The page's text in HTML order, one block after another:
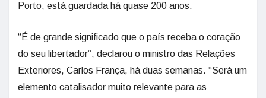
Porto, está guardada há quase 200 anos.
“É de grande significado que o país receba o coração
do seu libertador”, declarou o ministro das Relações
Exteriores, Carlos França, há duas semanas. “Será um
elemento catalisador muito relevante para as